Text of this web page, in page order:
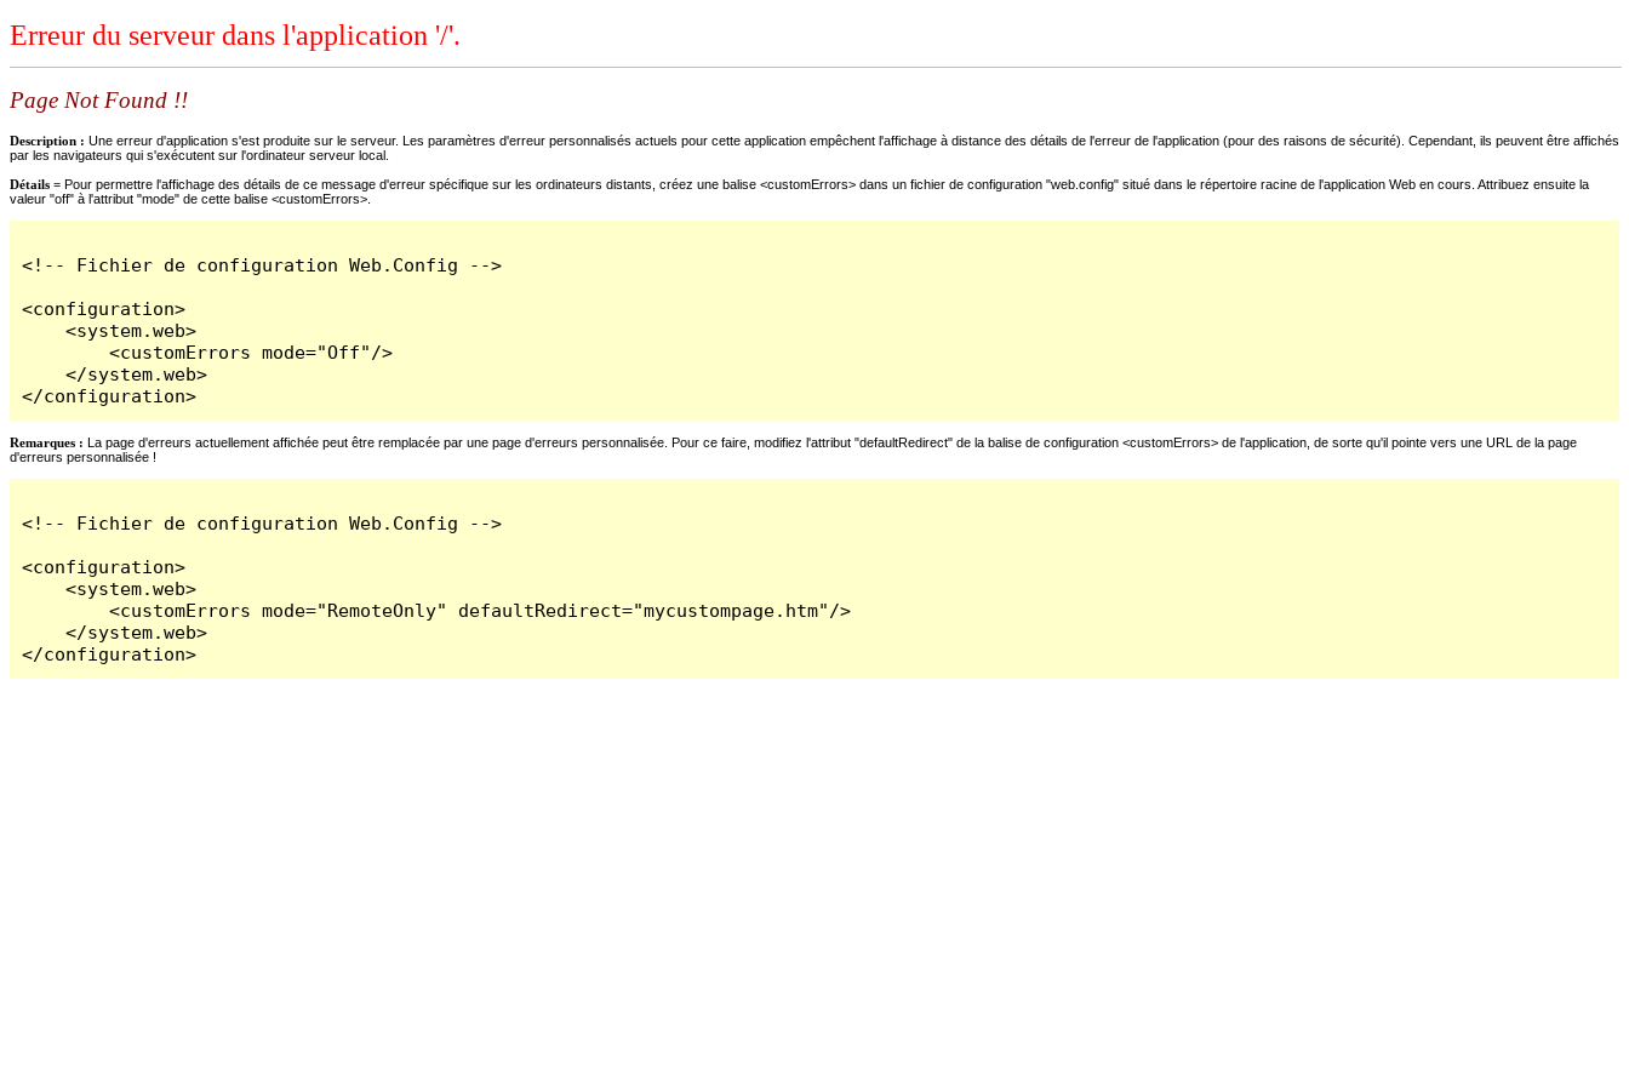
Erreur du serveur dans l'application '/'.
Page Not Found !!
Description : Une erreur d'application s'est produite sur le serveur. Les paramètres d'erreur personnalisés actuels pour cette application empêchent l'affichage à distance des détails de l'erreur de l'application (pour des raisons de sécurité). Cependant, ils peuvent être affichés
par les navigateurs qui s'exécutent sur l'ordinateur serveur local.
Détails = Pour permettre l'affichage des détails de ce message d'erreur spécifique sur les ordinateurs distants, créez une balise <customErrors> dans un fichier de configuration "web.config" situé dans le répertoire racine de l'application Web en cours. Attribuez ensuite la
valeur "off" à l'attribut "mode" de cette balise <customErrors>.
<!-- Fichier de configuration Web.Config -->
<configuration>
    <system.web>
        <customErrors mode="Off"/>
    </system.web>
</configuration>
Remarques : La page d'erreurs actuellement affichée peut être remplacée par une page d'erreurs personnalisée. Pour ce faire, modifiez l'attribut "defaultRedirect" de la balise de configuration <customErrors> de l'application, de sorte qu'il pointe vers une URL de la page
d'erreurs personnalisée !
<!-- Fichier de configuration Web.Config -->
<configuration>
    <system.web>
        <customErrors mode="RemoteOnly" defaultRedirect="mycustompage.htm"/>
    </system.web>
</configuration>